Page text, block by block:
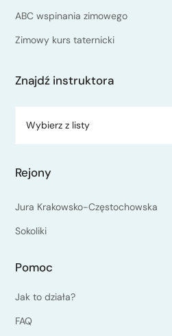
ABC wspinania zimowego
Zimowy kurs taternicki
Znajdź instruktora
Wybierz z listy
Rejony
Jura Krakowsko-Częstochowska
Sokoliki
Pomoc
Jak to działa?
FAQ